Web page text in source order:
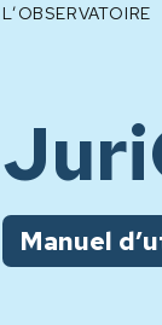
L’OBSERVATOIRE
Manuel